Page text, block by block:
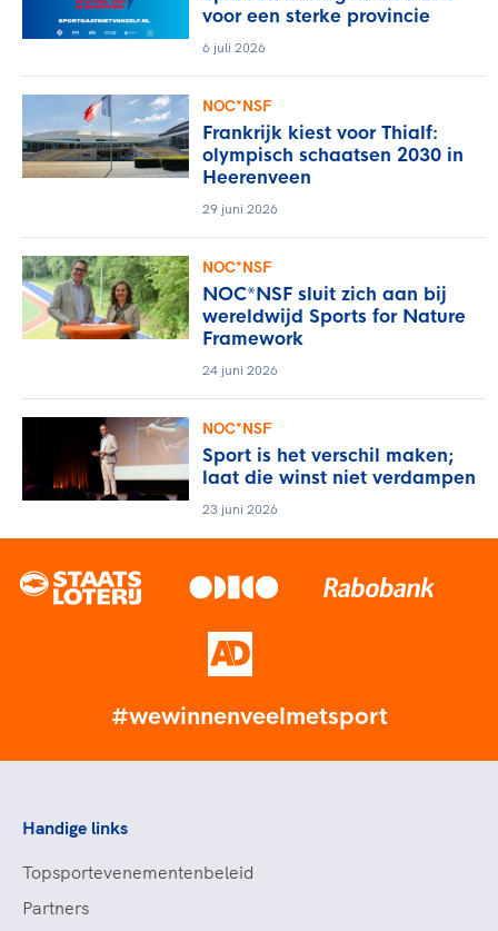
voor een sterke provincie
6 juli 2026
NOC*NSF
Frankrijk kiest voor Thialf:
olympisch schaatsen 2030 in
Heerenveen
29 juni 2026
NOC*NSF
NOC*NSF sluit zich aan bij
wereldwijd Sports for Nature
Framework
24 juni 2026
NOC*NSF
Sport is het verschil maken;
laat die winst niet verdampen
23 juni 2026
#wewinnenveelmetsport
Handige links
Topsportevenementenbeleid
Partners